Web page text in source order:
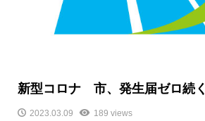
新型コロナ 市、発生届ゼロ続く
2023.03.09 189 views